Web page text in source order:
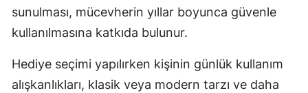
sunulması, mücevherin yıllar boyunca güvenle
kullanılmasına katkıda bulunur.
Hediye seçimi yapılırken kişinin günlük kullanım
alışkanlıkları, klasik veya modern tarzı ve daha